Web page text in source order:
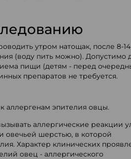
утром натощак, после 8-
(воду пить можно). Допустимо
пищи (детям - перед
препаратов не требуется.
аллергенам эпителия овцы.
аллергические реакции
овечьей шерстью, в которой
Характер клинических
овец - аллергического